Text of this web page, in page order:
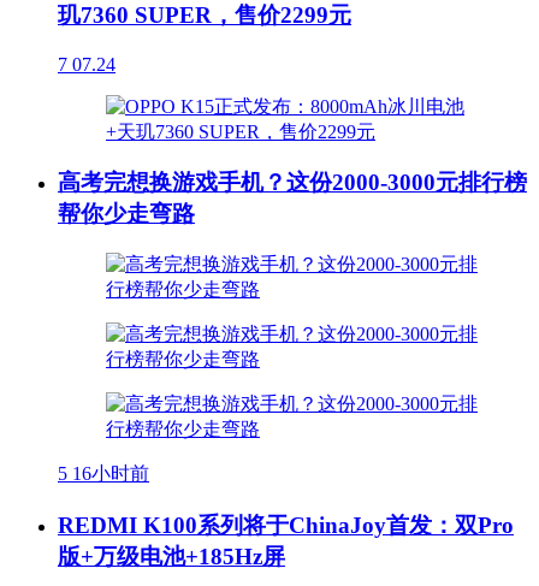
玑7360 SUPER，售价2299元
7 07.24
高考完想换游戏手机？这份2000-3000元排行榜
帮你少走弯路
5 16小时前
REDMI K100系列将于ChinaJoy首发：双Pro
版+万级电池+185Hz屏